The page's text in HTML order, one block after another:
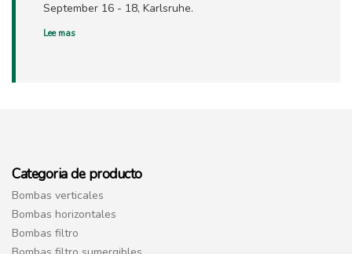
September 16 - 18, Karlsruhe.
Lee mas
Categoria de producto
Bombas verticales
Bombas horizontales
Bombas filtro